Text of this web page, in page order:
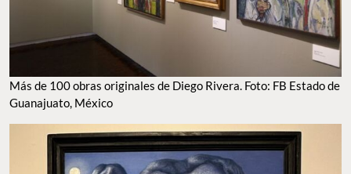
Más de 100 obras originales de Diego Rivera. Foto: FB Estado de
Guanajuato, México